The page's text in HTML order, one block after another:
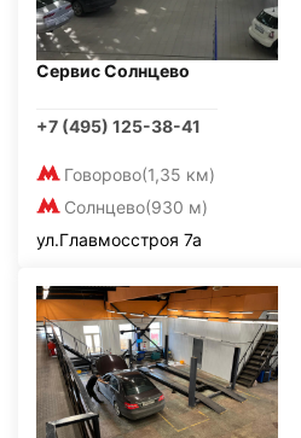
Сервис Солнцево
+7 (495) 125-38-41
Говорово(1,35 км)
Солнцево(930 м)
ул.Главмосстроя 7а